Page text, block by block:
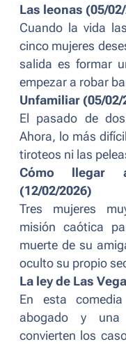
Las leonas (05/
Cuando la vida
cinco mujeres
salida es formar
empezar a robar
Unfamiliar (05/02/
El pasado de
Ahora, lo más
tiroteos ni las
Cómo llegar
(12/02/2026)
Tres mujeres
misión caótica
muerte de su
oculto su propio
La ley de Las
En esta
abogado y una
convierten los